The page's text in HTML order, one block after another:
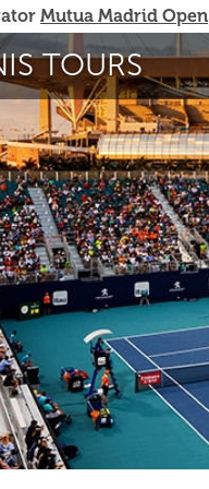
Mutua Madrid Open
TOURS